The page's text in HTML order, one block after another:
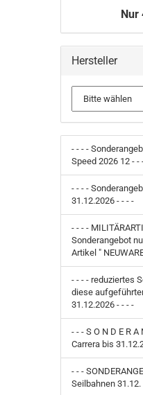
Nur
Hersteller
- - - -
Speed 2026 12 - -
- - - -
31.12.2026 - - - -
- - - -
Sonderangebot
Artikel "
- - - - reduziertes
diese
31.12.2026 - - - -
- - - S O N D E R A
Carrera bis
- - -
Seilbahnen 31.12.